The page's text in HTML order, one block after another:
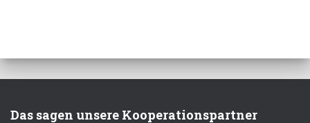
Das sagen unsere Kooperationspartner